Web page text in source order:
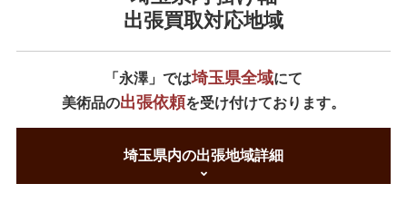
出張買取対応地域
「永澤」では埼玉県全域にて
美術品の出張依頼を受け付けております。
埼玉県内の出張地域詳細